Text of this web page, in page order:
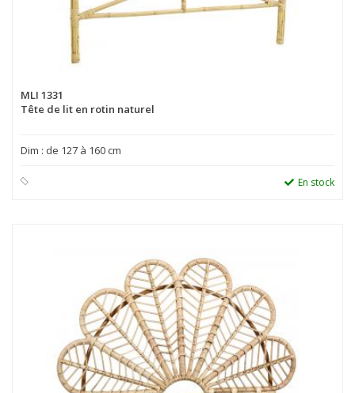
MLI 1331
Tête de lit en rotin naturel
Dim : de 127 à 160 cm
En stock